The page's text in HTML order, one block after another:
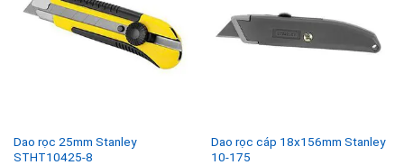
Dao rọc 25mm Stanley
STHT10425-8
Dao rọc cáp 18x156mm Stanley
10-175